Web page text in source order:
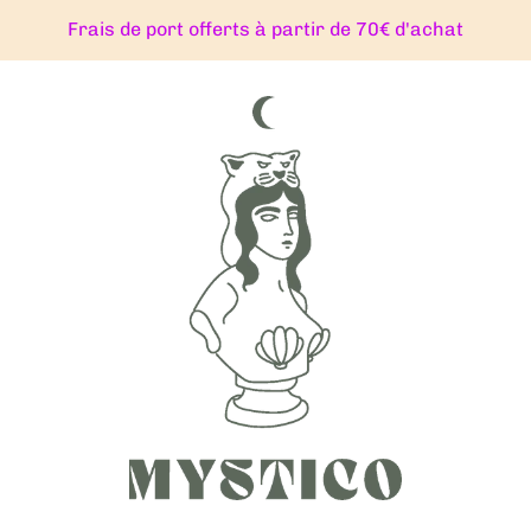
Frais de port offerts à partir de 70€ d'achat